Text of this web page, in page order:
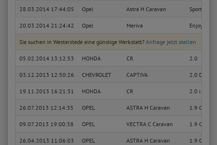
28.03.2014 17:44:05 Opel Astra H Caravan Sport
20.03.2014 21:24:42 Opel Meriva Enjoy
Sie suchen in Westerstede eine günstige Werkstatt? Anfrage jetzt stellen
05.02.2014 13:12:53 HONDA CR 2.0
03.12.2013 12:50:26 CHEVROLET CAPTIVA 2.0 D 4WD
19.11.2013 16:21:31 HONDA CR 2.0 i
26.07.2013 12:14:35 OPEL ASTRA H Caravan 1.9 CDTI
09.07.2013 19:00:38 OPEL VECTRA C Caravan 1.9 CDTI
26.04.2013 11:06:03 OPEL ASTRA H Caravan 1.9 CDTI